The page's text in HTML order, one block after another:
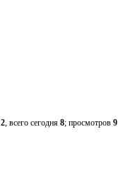
2, всего сегодня 8; просмотров 9